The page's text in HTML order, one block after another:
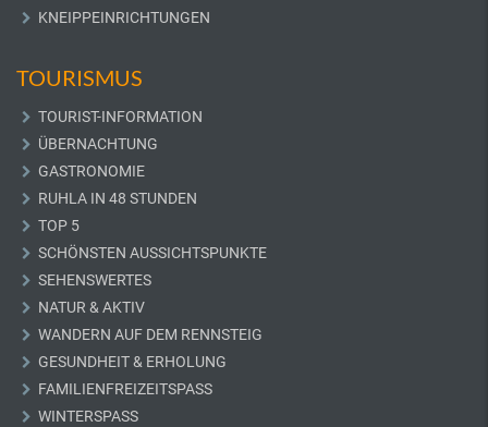
KNEIPPEINRICHTUNGEN
TOURISMUS
TOURIST-INFORMATION
ÜBERNACHTUNG
GASTRONOMIE
RUHLA IN 48 STUNDEN
TOP 5
SCHÖNSTEN AUSSICHTSPUNKTE
SEHENSWERTES
NATUR & AKTIV
WANDERN AUF DEM RENNSTEIG
GESUNDHEIT & ERHOLUNG
FAMILIENFREIZEITSPASS
WINTERSPASS